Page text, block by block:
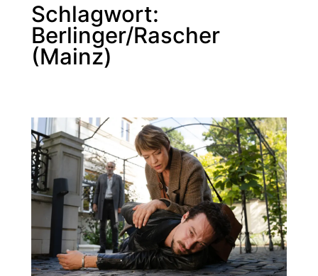
Schlagwort:
Berlinger/Rascher
(Mainz)